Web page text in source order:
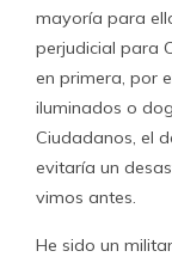
mayoría para
perjudicial para
en primera, por
iluminados o
Ciudadanos, el
evitaría un
vimos antes.
He sido un